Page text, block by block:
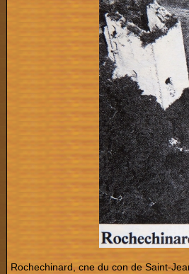
Rochechinard, cne du con de Saint-